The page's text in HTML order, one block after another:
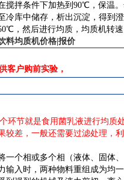
搅拌条件下加热到90℃，保温
库中储存，析出沉淀，得到
，然后进行均质，均质机转
料均质机价格|报价
客户购前实验，
环节就是食用菌乳液进行均
差，一般还需要过滤处理，
一个相或多个相（液体、固体
输入时，两种物料重组成为均